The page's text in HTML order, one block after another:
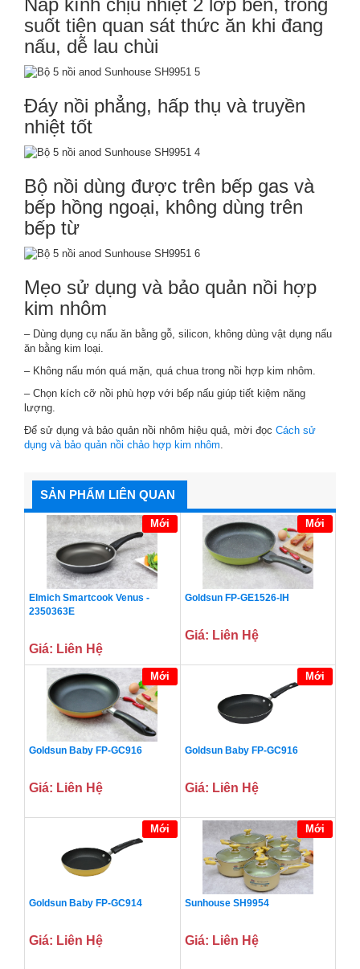
Nắp kính chịu nhiệt 2 lớp bền, trong
suốt tiện quan sát thức ăn khi đang
nấu, dễ lau chùi
Đáy nồi phẳng, hấp thụ và truyền
nhiệt tốt
Bộ nồi dùng được trên bếp gas và
bếp hồng ngoại, không dùng trên
bếp từ
Mẹo sử dụng và bảo quản nồi hợp
kim nhôm
– Dùng dụng cụ nấu ăn bằng gỗ, silicon, không dùng vật dụng nấu
ăn bằng kim loại.
– Không nấu món quá mặn, quá chua trong nồi hợp kim nhôm.
– Chọn kích cỡ nồi phù hợp với bếp nấu giúp tiết kiệm năng
lượng.
Để sử dụng và bảo quản nồi nhôm hiệu quả, mời đọc Cách sử
dụng và bảo quản nồi chảo hợp kim nhôm.
SẢN PHẨM LIÊN QUAN
Mới
Elmich Smartcook Venus -
2350363E
Giá: Liên Hệ
Mới
Goldsun FP-GE1526-IH
Giá: Liên Hệ
Mới
Goldsun Baby FP-GC916
Giá: Liên Hệ
Mới
Goldsun Baby FP-GC916
Giá: Liên Hệ
Mới
Goldsun Baby FP-GC914
Giá: Liên Hệ
Mới
Sunhouse SH9954
Giá: Liên Hệ